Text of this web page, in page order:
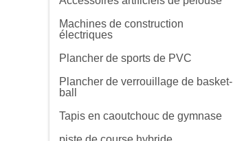
Machines de construction
électriques
Plancher de sports de PVC
Plancher de verrouillage de basket-
ball
Tapis en caoutchouc de gymnase